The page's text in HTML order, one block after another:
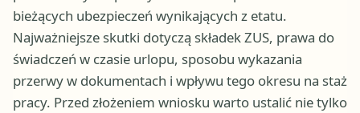
bieżących ubezpieczeń wynikających z etatu.
Najważniejsze skutki dotyczą składek ZUS, prawa do
świadczeń w czasie urlopu, sposobu wykazania
przerwy w dokumentach i wpływu tego okresu na staż
pracy. Przed złożeniem wniosku warto ustalić nie tylko